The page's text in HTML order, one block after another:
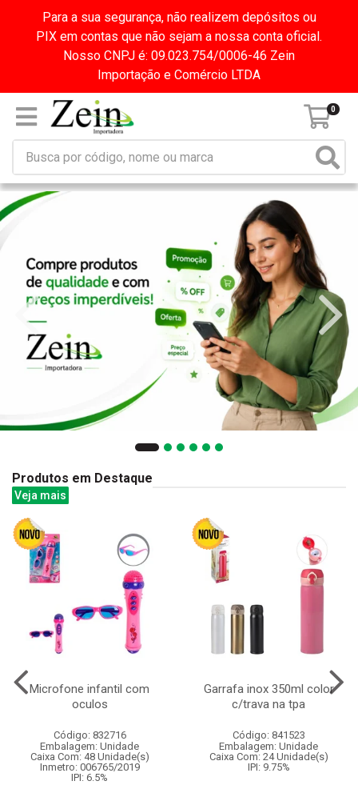
Para a sua segurança, não realizem depósitos ou
PIX em contas que não sejam a nossa conta oficial.
Nosso CNPJ é: 09.023.754/0006-46 Zein
Importação e Comércio LTDA
0
Produtos em Destaque
Veja mais
Microfone infantil com
oculos
Código: 832716
Embalagem: Unidade
Caixa Com: 48 Unidade(s)
Inmetro: 006765/2019
IPI: 6.5%
Garrafa inox 350ml color
c/trava na tpa
Código: 841523
Embalagem: Unidade
Caixa Com: 24 Unidade(s)
IPI: 9.75%